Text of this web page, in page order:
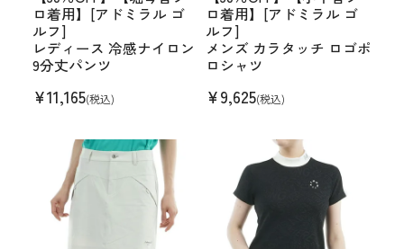
ロ着用】[アドミラル ゴ
ルフ]
レディース 冷感ナイロン
9分丈パンツ
¥11,165(税込)
ロ着用】[アドミラル ゴ
ルフ]
メンズ カラタッチ ロゴポ
ロシャツ
¥9,625(税込)